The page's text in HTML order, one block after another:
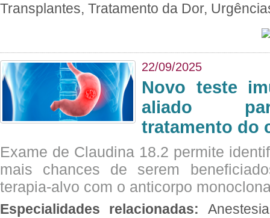
Transplantes, Tratamento da Dor,
22/09/2025
Novo teste
aliado
tratamento do
Exame de Claudina 18.2 permite
mais chances de serem
terapia-alvo com o anticorpo
Especialidades relacionadas: